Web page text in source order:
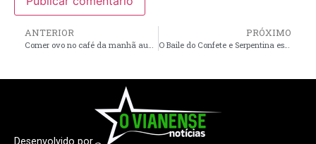
ANTERIOR PRÓXIMO
O Baile do Confete e Serpentina está de volta ao Carnaval de Viana!
Desenvolvido por